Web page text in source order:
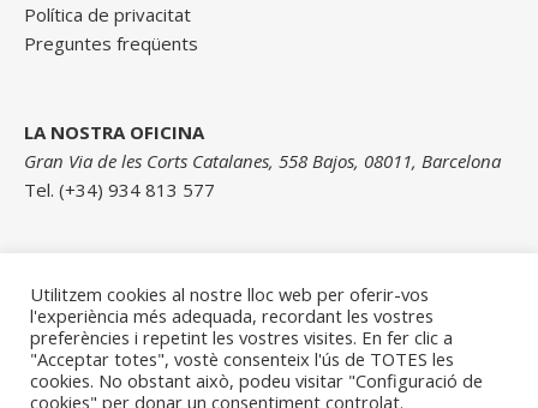
Política de privacitat
Preguntes freqüents
LA NOSTRA OFICINA
Gran Via de les Corts Catalanes, 558 Bajos, 08011, Barcelona
Tel. (+34) 934 813 577
Contacta amb nosaltres
Utilitzem cookies al nostre lloc web per oferir-vos
l'experiència més adequada, recordant les vostres
preferències i repetint les vostres visites. En fer clic a
"Acceptar totes", vostè consenteix l'ús de TOTES les
cookies. No obstant això, podeu visitar "Configuració de
cookies" per donar un consentiment controlat.